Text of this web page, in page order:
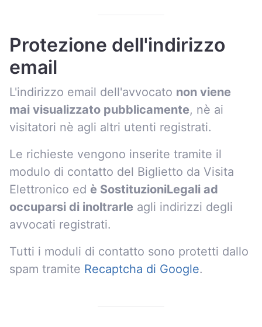
Protezione dell'indirizzo
email
L'indirizzo email dell'avvocato non viene
mai visualizzato pubblicamente, nè ai
visitatori nè agli altri utenti registrati.
Le richieste vengono inserite tramite il
modulo di contatto del Biglietto da Visita
Elettronico ed è SostituzioniLegali ad
occuparsi di inoltrarle agli indirizzi degli
avvocati registrati.
Tutti i moduli di contatto sono protetti dallo
spam tramite Recaptcha di Google.